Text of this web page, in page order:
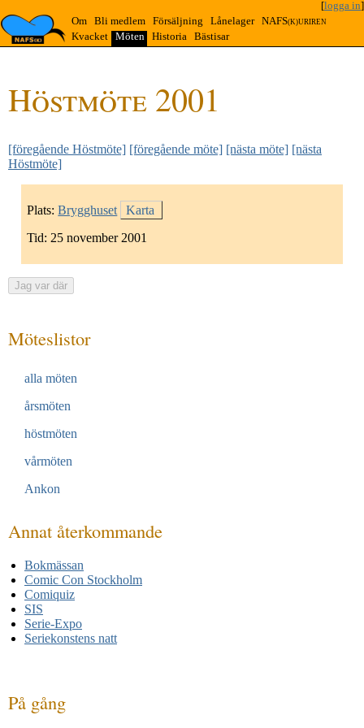
[logga in]
Om
Bli medlem Försäljning Lånelager NAFS(K)URIREN
Kvacket Möten Historia Bästisar
Höstmöte 2001
[föregående Höstmöte] [föregående möte] [nästa möte] [nästa
Höstmöte]
Plats:Brygghuset
Karta
Tid: 25 november 2001
Jag var där
Mötes­listor
alla möten
års­möten
höst­möten
vår­möten
Ankon
Annat åter­kommande
Bokmässan
Comic Con Stockholm
Comiquiz
SIS
Serie-Expo
Seriekonstens natt
På gång